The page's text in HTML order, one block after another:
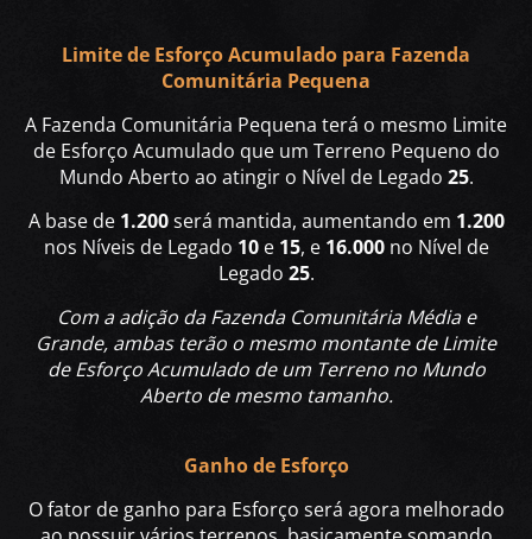
Limite de Esforço Acumulado para Fazenda
Comunitária Pequena
A Fazenda Comunitária Pequena terá o mesmo Limite
de Esforço Acumulado que um Terreno Pequeno do
Mundo Aberto ao atingir o Nível de Legado 25.
A base de 1.200será mantida, aumentando em 1.200
nos Níveis de Legado 10e 15, e 16.000no Nível de
Legado 25.
Com a adição da Fazenda Comunitária Média e
Grande, ambas terão o mesmo montante de Limite
de Esforço Acumulado de um Terreno no Mundo
Aberto de mesmo tamanho.
Ganho de Esforço
O fator de ganho para Esforço será agora melhorado